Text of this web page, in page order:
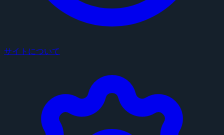
サイトについて